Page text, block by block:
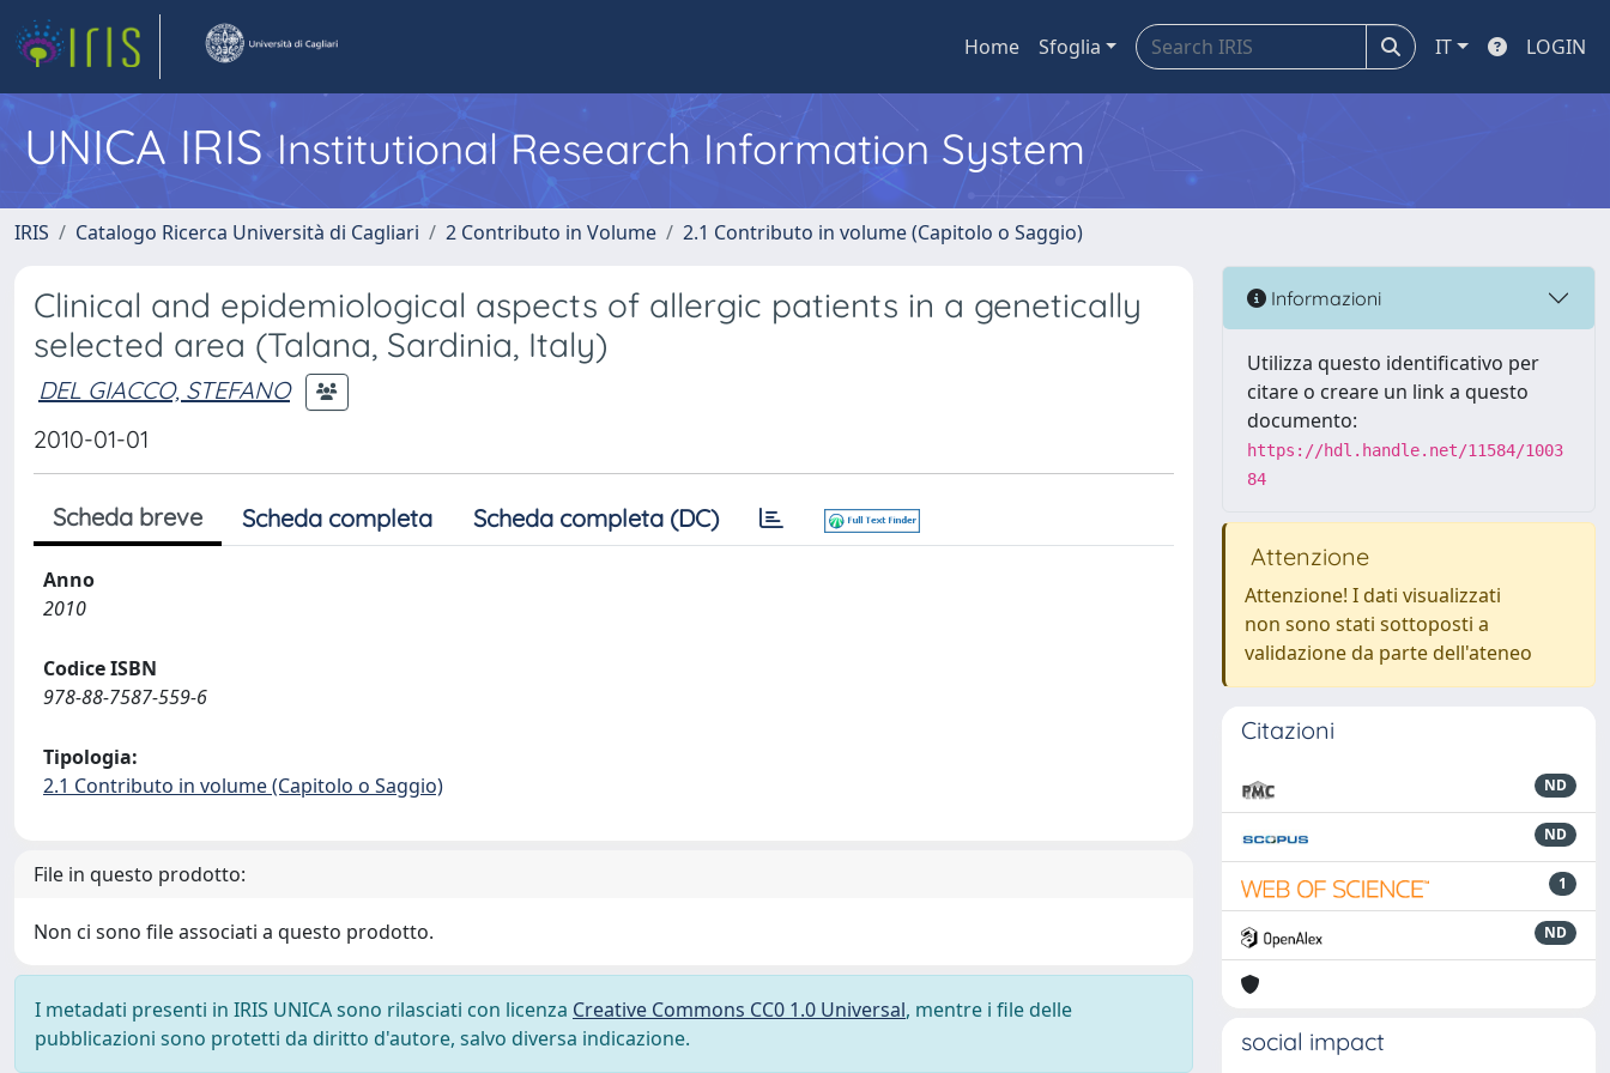
Home Sfoglia IT LOGIN
UNICA IRISInstitutional Research Information System
IRIS Catalogo Ricerca Università di Cagliari 2 Contributo in Volume 2.1 Contributo in volume (Capitolo o Saggio)
Clinical and epidemiological aspects of allergic patients in a genetically
selected area (Talana, Sardinia, Italy)
DEL GIACCO, STEFANO
2010-01-01
Scheda breve Scheda completa Scheda completa (DC)
Anno
2010
Codice ISBN
978-88-7587-559-6
Tipologia:
2.1 Contributo in volume (Capitolo o Saggio)
File in questo prodotto:
Non ci sono file associati a questo prodotto.
I metadati presenti in IRIS UNICA sono rilasciati con licenza Creative Commons CC0 1.0 Universal, mentre i file delle
pubblicazioni sono protetti da diritto d'autore, salvo diversa indicazione.
Informazioni
Utilizza questo identificativo per
citare o creare un link a questo
documento:
https://hdl.handle.net/11584/1003
84
Attenzione
Attenzione! I dati visualizzati
non sono stati sottoposti a
validazione da parte dell'ateneo
Citazioni
ND
ND
1
ND
social impact